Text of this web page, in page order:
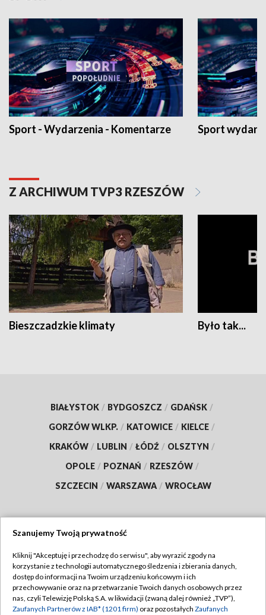
Sport - Wydarzenia - Komentarze Sport
Z ARCHIWUM TVP3 RZESZÓW
Bieszczadzkie klimaty Było tak...
BIAŁYSTOK / BYDGOSZCZ / GDAŃSK /
GORZÓW WLKP. / KATOWICE / KIELCE /
KRAKÓW / LUBLIN / ŁÓDŹ / OLSZTYN /
OPOLE / POZNAŃ / RZESZÓW /
SZCZECIN / WARSZAWA / WROCŁAW
TVP
Abonament TVP
Emisja w TVP
Regulamin TVP
Polityka prywatności
Szanujemy Twoją prywatność
Kliknij "Akceptuję i przechodzę do serwisu", aby wyrazić zgody na
korzystanie z technologii automatycznego śledzenia i zbierania danych,
dostęp do informacji na Twoim urządzeniu końcowym i ich
przechowywanie oraz na przetwarzanie Twoich danych osobowych przez
nas, czyli Telewizję Polską S.A. w likwidacji (zwaną dalej również „TVP”),
Zaufanych Partnerów z IAB* (1201 firm) oraz pozostałych Zaufanych